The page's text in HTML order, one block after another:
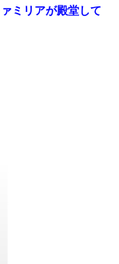
ミリアが殿堂して